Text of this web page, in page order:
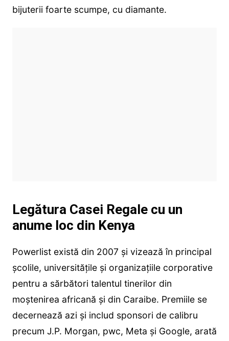
bijuterii foarte scumpe, cu diamante.
Legătura Casei Regale cu un
anume loc din Kenya
Powerlist există din 2007 și vizează în principal
școlile, universitățile și organizațiile corporative
pentru a sărbători talentul tinerilor din
moștenirea africană și din Caraibe. Premiile se
decernează azi și includ sponsori de calibru
precum J.P. Morgan, pwc, Meta și Google, arată